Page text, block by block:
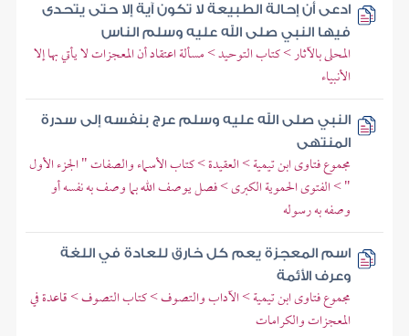
ادعى أن إحالة الطبيعة لا تكون آية إلا حتى يتحدى
فيها النبي صلى الله عليه وسلم الناس
المحلى بالآثار > كتاب التوحيد > مسألة اعتقاد أن المعجزات لا يأتي بها إلا
الأنبياء
النبي صلى الله عليه وسلم عرج بنفسه إلى سدرة
المنتهى
مجموع فتاوى ابن تيمية > العقيدة > كتاب الأسماء والصفات " الجزء الأول
" > الفتوى الحموية الكبرى > فصل يوصف الله بما وصف به نفسه أو
وصفه به رسوله
اسم المعجزة يعم كل خارق للعادة في اللغة
وعرف الأئمة
مجموع فتاوى ابن تيمية > الآداب والتصوف > كتاب التصوف > قاعدة في
المعجزات والكرامات